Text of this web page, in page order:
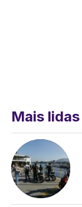
Mais lidas